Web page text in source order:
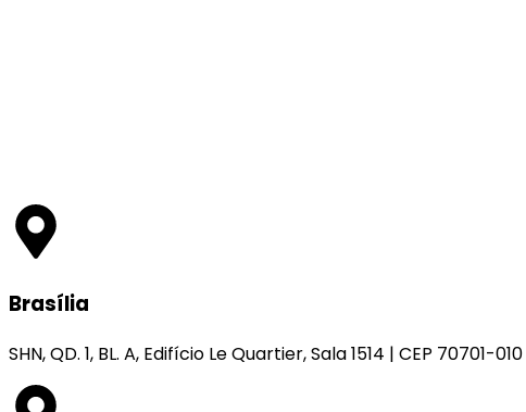
Brasília
SHN, QD. 1, BL. A, Edifício Le Quartier, Sala 1514 | CEP 70701-010